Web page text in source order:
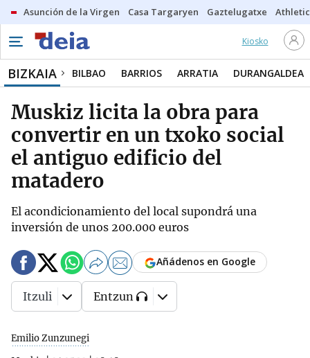
Asunción de la Virgen Casa Targaryen Gaztelugatxe Athletic
Kiosko
BIZKAIA BILBAO BARRIOS ARRATIA DURANGALDEA
Muskiz licita la obra para
convertir en un txoko social
el antiguo edificio del
matadero
El acondicionamiento del local supondrá una
inversión de unos 200.000 euros
Emilio Zunzunegi
Añádenos en Google
Itzuli Entzun